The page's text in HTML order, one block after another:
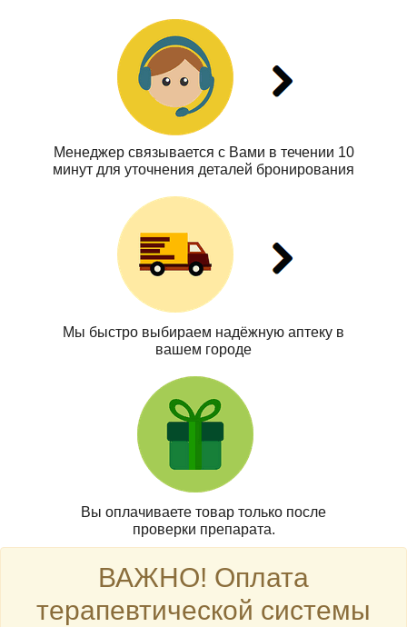
Менеджер связывается с Вами в течении 10
минут для уточнения деталей бронирования
Мы быстро выбираем надёжную аптеку в
вашем городе
Вы оплачиваете товар только после
проверки препарата.
ВАЖНО! Оплата
терапевтической системы